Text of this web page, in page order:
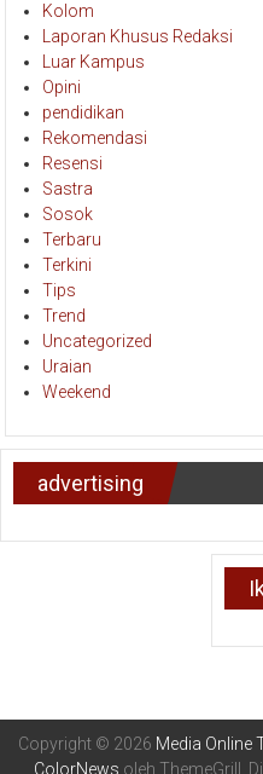
Kolom
Laporan Khusus Redaksi
Luar Kampus
Opini
pendidikan
Rekomendasi
Resensi
Sastra
Sosok
Terbaru
Terkini
Tips
Trend
Uncategorized
Uraian
Weekend
advertising
Copyright © 2026 Media Online
ColorNews oleh ThemeGrill.